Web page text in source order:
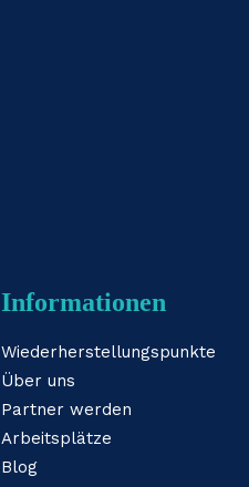
Informationen
Wiederherstellungspunkte
Über uns
Partner werden
Arbeitsplätze
Blog